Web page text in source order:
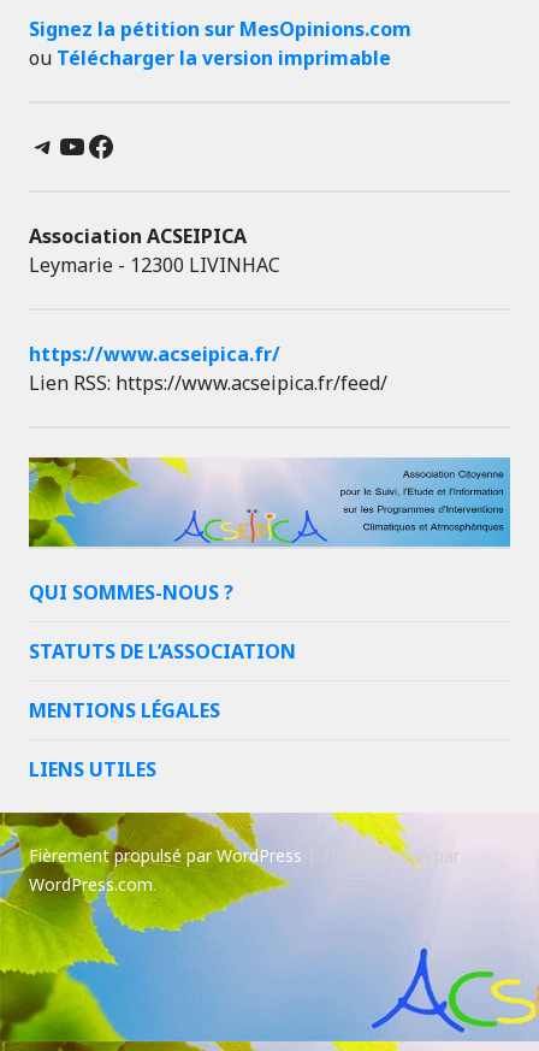
Signez la pétition sur MesOpinions.com
ou Télécharger la version imprimable
Telegram
YouTube
Facebook
Association ACSEIPICA
Leymarie - 12300 LIVINHAC
https://www.acseipica.fr/
Lien RSS: https://www.acseipica.fr/feed/
QUI SOMMES-NOUS ?
STATUTS DE L’ASSOCIATION
MENTIONS LÉGALES
LIENS UTILES
Fièrement propulsé par WordPress
Thème Goran par
WordPress.com.